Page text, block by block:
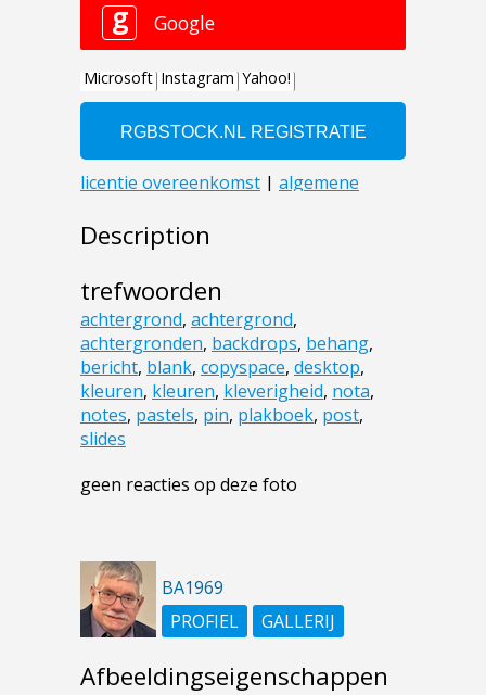
Description
trefwoorden
achtergrond, achtergrond,
achtergronden, backdrops, behang,
bericht, blank, copyspace, desktop,
kleuren, kleuren, kleverigheid, nota,
notes, pastels, pin, plakboek, post,
slides
geen reacties op deze foto
BA1969
PROFIEL
GALLERIJ
Afbeeldingseigenschappen